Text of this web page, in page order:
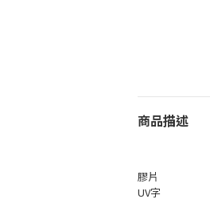
商品描述
膠片
UV字